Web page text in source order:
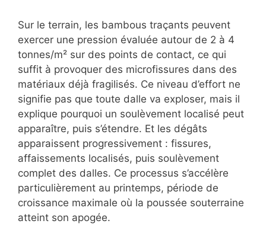
Sur le terrain, les bambous traçants peuvent
exercer une pression évaluée autour de 2 à 4
tonnes/m² sur des points de contact, ce qui
suffit à provoquer des microfissures dans des
matériaux déjà fragilisés. Ce niveau d’effort ne
signifie pas que toute dalle va exploser, mais il
explique pourquoi un soulèvement localisé peut
apparaître, puis s’étendre. Et les dégâts
apparaissent progressivement : fissures,
affaissements localisés, puis soulèvement
complet des dalles. Ce processus s’accélère
particulièrement au printemps, période de
croissance maximale où la poussée souterraine
atteint son apogée.